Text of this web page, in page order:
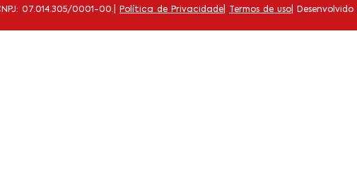
07.014.305/0001-00. Política de Privacidade Termos de uso |